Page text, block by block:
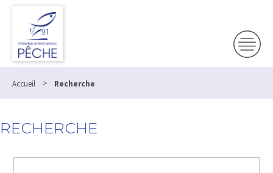
Accueil > Recherche
RECHERCHE